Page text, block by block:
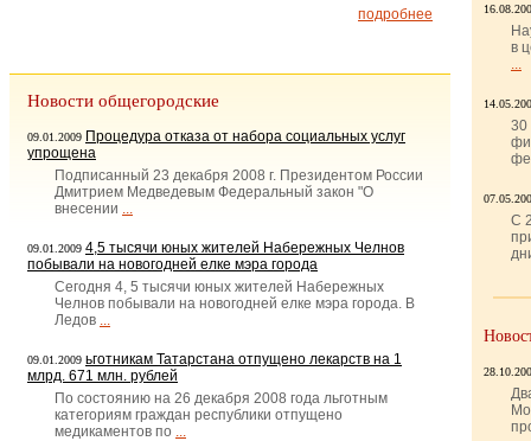
подробнее
Новости общегородские
09.01.2009 Процедура отказа от набора социальных услуг
упрощена
Подписанный 23 декабря 2008 г. Президентом России
Дмитрием Медведевым Федеральный закон "О
внесении ...
09.01.2009 4,5 тысячи юных жителей Набережных Челнов
побывали на новогодней елке мэра города
Сегодня 4, 5 тысячи юных жителей Набережных
Челнов побывали на новогодней елке мэра города. В
Ледов ...
09.01.2009 ьготникам Татарстана отпущено лекарств на 1
млрд. 671 млн. рублей
По состоянию на 26 декабря 2008 года льготным
категориям граждан республики отпущено
медикаментов по ...
в
...
30
С